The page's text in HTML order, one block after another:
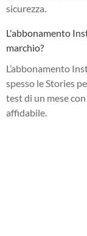
sicurezza.
L'abbonamento
marchio?
L’abbonamento
spesso le Stories
test di un mese
affidabile.